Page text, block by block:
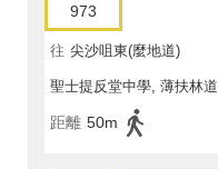
973
往 尖沙咀東(麼地道)
聖士提反堂中學, 薄扶林道
距離 50m